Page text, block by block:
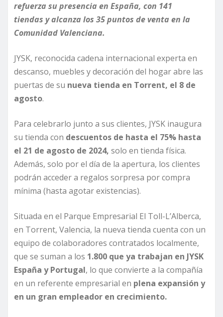
refuerza su presencia en España, con 141
tiendas y alcanza los 35 puntos de venta en la
Comunidad Valenciana.
JYSK, reconocida cadena internacional experta en
descanso, muebles y decoración del hogar abre las
puertas de su nueva tienda en Torrent, el 8 de
agosto.
Para celebrarlo junto a sus clientes, JYSK inaugura
su tienda con descuentos de hasta el 75% hasta
el 21 de agosto de 2024, solo en tienda física.
Además, solo por el día de la apertura, los clientes
podrán acceder a regalos sorpresa por compra
mínima (hasta agotar existencias).
Situada en el Parque Empresarial El Toll-L’Alberca,
en Torrent, Valencia, la nueva tienda cuenta con un
equipo de colaboradores contratados localmente,
que se suman a los 1.800 que ya trabajan en JYSK
España y Portugal, lo que convierte a la compañía
en un referente empresarial en plena expansión y
en un gran empleador en crecimiento.